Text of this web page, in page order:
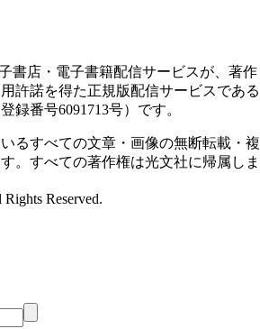
書店・電子書籍配信サービスが、著作
許諾を得た正規版配信サービスである
録番号6091713号）です。
るすべての文章・画像の無断転載・複
。すべての著作権は光文社に帰属しま
Reserved.